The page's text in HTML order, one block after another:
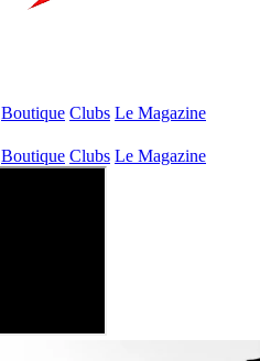
Boutique Clubs Le Magazine
Boutique Clubs Le Magazine